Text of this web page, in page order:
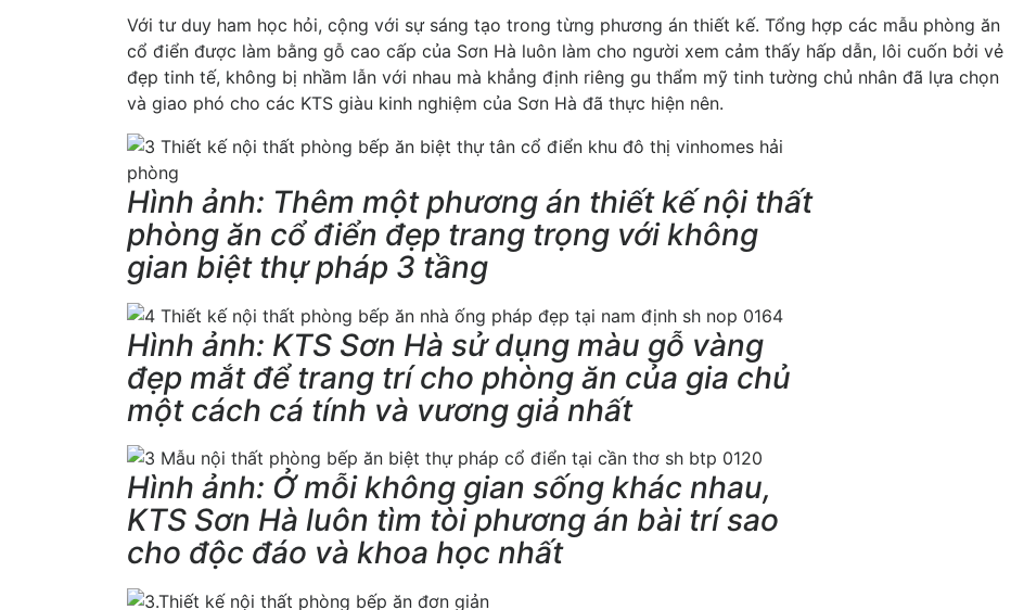
Với tư duy ham học hỏi, cộng với sự sáng tạo trong từng phương án thiết kế. Tổng hợp các mẫu phòng ăn
cổ điển được làm bằng gỗ cao cấp của Sơn Hà luôn làm cho người xem cảm thấy hấp dẫn, lôi cuốn bởi vẻ
đẹp tinh tế, không bị nhầm lẫn với nhau mà khẳng định riêng gu thẩm mỹ tinh tường chủ nhân đã lựa chọn
và giao phó cho các KTS giàu kinh nghiệm của Sơn Hà đã thực hiện nên.
Hình ảnh: Thêm một phương án thiết kế nội thất
phòng ăn cổ điển đẹp trang trọng với không
gian biệt thự pháp 3 tầng
Hình ảnh: KTS Sơn Hà sử dụng màu gỗ vàng
đẹp mắt để trang trí cho phòng ăn của gia chủ
một cách cá tính và vương giả nhất
Hình ảnh: Ở mỗi không gian sống khác nhau,
KTS Sơn Hà luôn tìm tòi phương án bài trí sao
cho độc đáo và khoa học nhất